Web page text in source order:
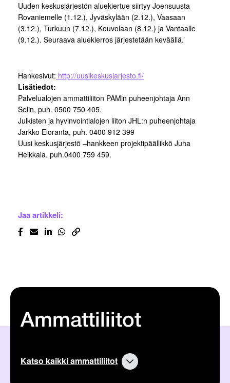
Uuden keskusjärjestön aluekiertue siirtyy Joensuusta
Rovaniemelle (1.12.), Jyväskylään (2.12.), Vaasaan
(3.12.), Turkuun (7.12.), Kouvolaan (8.12.) ja Vantaalle
(9.12.). Seuraava aluekierros järjestetään keväällä.’
Hankesivut: http://uusikeskusjarjesto.fi/
Lisätiedot:
Palvelualojen ammattiliiton PAMin puheenjohtaja Ann
Selin, puh. 0500 750 405.
Julkisten ja hyvinvointialojen liiton JHL:n puheenjohtaja
Jarkko Eloranta, puh. 0400 912 399
Uusi keskusjärjestö –hankkeen projektipäällikkö Juha
Heikkala. puh.0400 759 459.
Jaa artikkeli:
Ammattiliitot
Katso kaikki ammattiliitot